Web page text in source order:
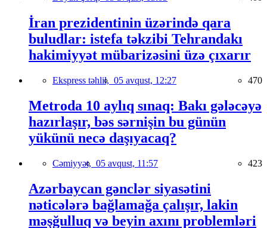
İran prezidentinin üzərində qara
buludlar: istefa təkzibi Tehrandakı
hakimiyyət mübarizəsini üzə çıxarır
Ekspress təhlil, 05 avqust, 12:27 470
Metroda 10 aylıq sınaq: Bakı gələcəyə
hazırlaşır, bəs sərnişin bu günün
yükünü necə daşıyacaq?
Cəmiyyət, 05 avqust, 11:57 423
Azərbaycan gənclər siyasətini
nəticələrə bağlamağa çalışır, lakin
məşğulluq və beyin axını problemləri